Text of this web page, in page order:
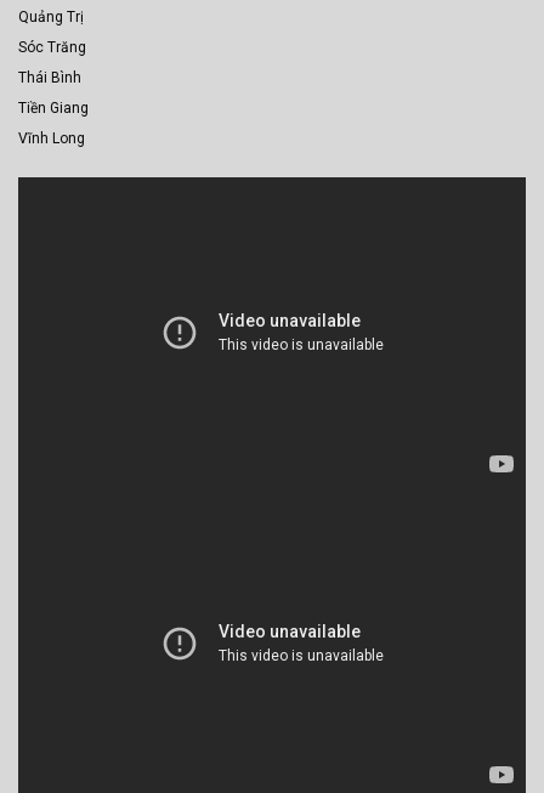
Quảng Trị
Sóc Trăng
Thái Bình
Tiền Giang
Vĩnh Long